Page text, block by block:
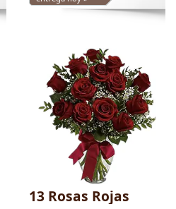
13 Rosas Rojas